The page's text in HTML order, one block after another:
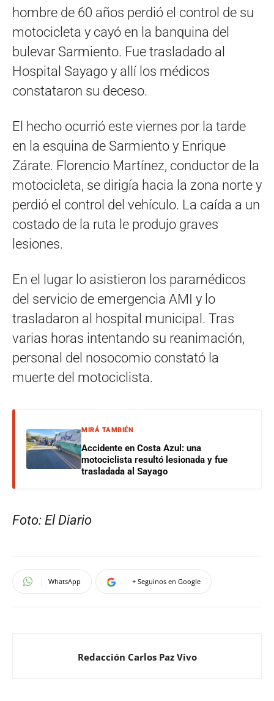
hombre de 60 años perdió el control de su
motocicleta y cayó en la banquina del
bulevar Sarmiento. Fue trasladado al
Hospital Sayago y allí los médicos
constataron su deceso.
El hecho ocurrió este viernes por la tarde
en la esquina de Sarmiento y Enrique
Zárate. Florencio Martínez, conductor de la
motocicleta, se dirigía hacia la zona norte y
perdió el control del vehículo. La caída a un
costado de la ruta le produjo graves
lesiones.
En el lugar lo asistieron los paramédicos
del servicio de emergencia AMI y lo
trasladaron al hospital municipal. Tras
varias horas intentando su reanimación,
personal del nosocomio constató la
muerte del motociclista.
MIRÁ TAMBIÉN
Accidente en Costa Azul: una
motociclista resultó lesionada y fue
trasladada al Sayago
Foto: El Diario
WhatsApp + Seguinos en Google
Redacción Carlos Paz Vivo